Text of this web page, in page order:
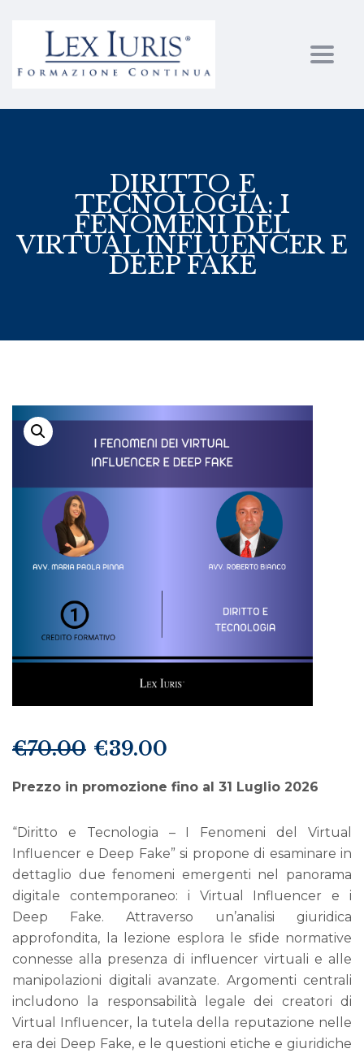
DIRITTO E
TECNOLOGIA: I
FENOMENI DEL
VIRTUAL INFLUENCER E
DEEP FAKE
€70.00 Il
originale
€39.00
attuale
Prezzo in promozione fino al 31 Luglio 2026
“Diritto e Tecnologia – I Fenomeni del Virtual
Influencer e Deep Fake” si propone di esaminare in
dettaglio due fenomeni emergenti nel panorama
digitale contemporaneo: i Virtual Influencer e i
Deep Fake. Attraverso un’analisi giuridica
approfondita, la lezione esplora le sfide normative
connesse alla presenza di influencer virtuali e alle
manipolazioni digitali avanzate. Argomenti centrali
includono la responsabilità legale dei creatori di
Virtual Influencer, la tutela della reputazione nelle
era dei Deep Fake, e le questioni etiche e giuridiche